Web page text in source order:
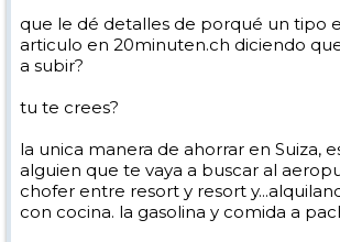
que le dé detalles de porqué un tipo
articulo en 20minuten.ch diciendo
a subir?
tu te crees?
la unica manera de ahorrar en Suiza,
alguien que te vaya a buscar al
chofer entre resort y resort
con cocina. la gasolina y comida a